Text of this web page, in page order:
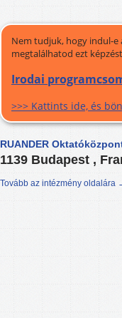
Nem tudjuk, hogy indul-e
megtalálhatod ezt
Irodai
>>> Kattints ide, és
RUANDER
1139 Budapest ,
Tovább az intézmény oldalára